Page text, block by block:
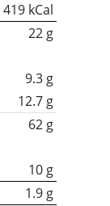
kCal
22 g
9.3 g
12.7 g
62 g
10 g
1.9 g